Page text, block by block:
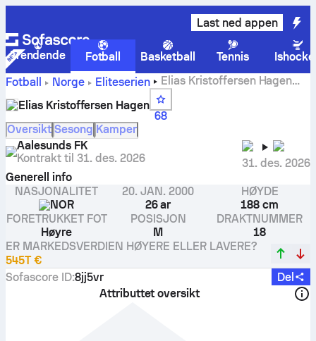
Last ned appen
Trendende Fotball Basketball Tennis
Fotball
Norge Eliteserien
Elias Kristoffersen Hagen
statistikk, vurderinger, mål
Elias Kristoffersen Hagen
68
Oversikt Sesong Kamper
Aalesunds FK
Kontrakt til 31. des. 2026
31. des. 2026
Generell info
NASJONALITET
NOR
20. JAN. 2000
26 ar
HØYDE
188 cm
FORETRUKKET FOT
Høyre
POSISJON
M
DRAKTNUMMER
18
ER MARKEDSVERDIEN HØYERE ELLER LAVERE?
545T €
Sofascore ID:8jj5vr
Del
Attributtet oversikt